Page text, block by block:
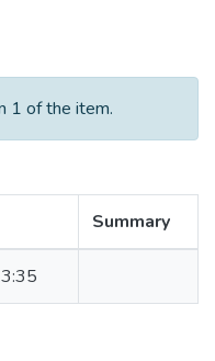
1 of the item.
Summary